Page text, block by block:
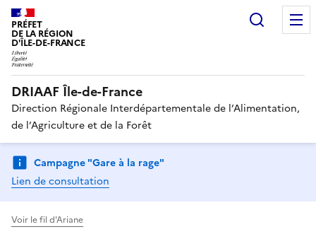
PRÉFET
DE LA RÉGION
D'ÎLE-DE-FRANCE
DRIAAF Île-de-France
Direction Régionale Interdépartementale de l’Alimentation,
de l’Agriculture et de la Forêt
Campagne "Gare à la rage"
Lien de consultation
Voir le fil d'Ariane